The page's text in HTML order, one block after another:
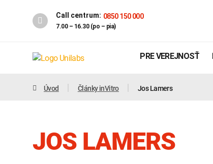
Call centrum: 0850 150 000
7.00 – 16.30 (po – pia)
PRE VEREJNOSŤ
Úvod Články inVitro Jos Lamers
JOS LAMERS